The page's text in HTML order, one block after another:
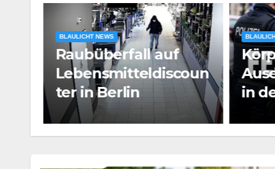
BLAULICHT NEWS
Körperliche
Auseinandersetzung
in der Landshuter
Altstadt